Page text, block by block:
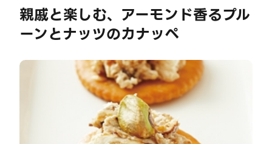
親戚と楽しむ、アーモンド香るプル
ーンとナッツのカナッペ